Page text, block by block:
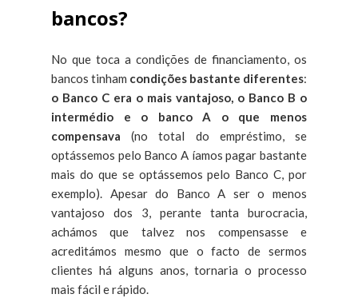
bancos?
No que toca a condições de financiamento, os
bancos tinham condições bastante diferentes:
o Banco C era o mais vantajoso, o Banco B o
intermédio e o banco A o que menos
compensava (no total do empréstimo, se
optássemos pelo Banco A íamos pagar bastante
mais do que se optássemos pelo Banco C, por
exemplo). Apesar do Banco A ser o menos
vantajoso dos 3, perante tanta burocracia,
achámos que talvez nos compensasse e
acreditámos mesmo que o facto de sermos
clientes há alguns anos, tornaria o processo
mais fácil e rápido.